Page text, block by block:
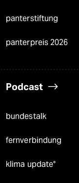
panterstiftung
panterpreis 2026
Podcast
bundestalk
fernverbindung
klima update°